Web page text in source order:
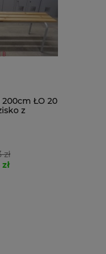
ŁO 20
z